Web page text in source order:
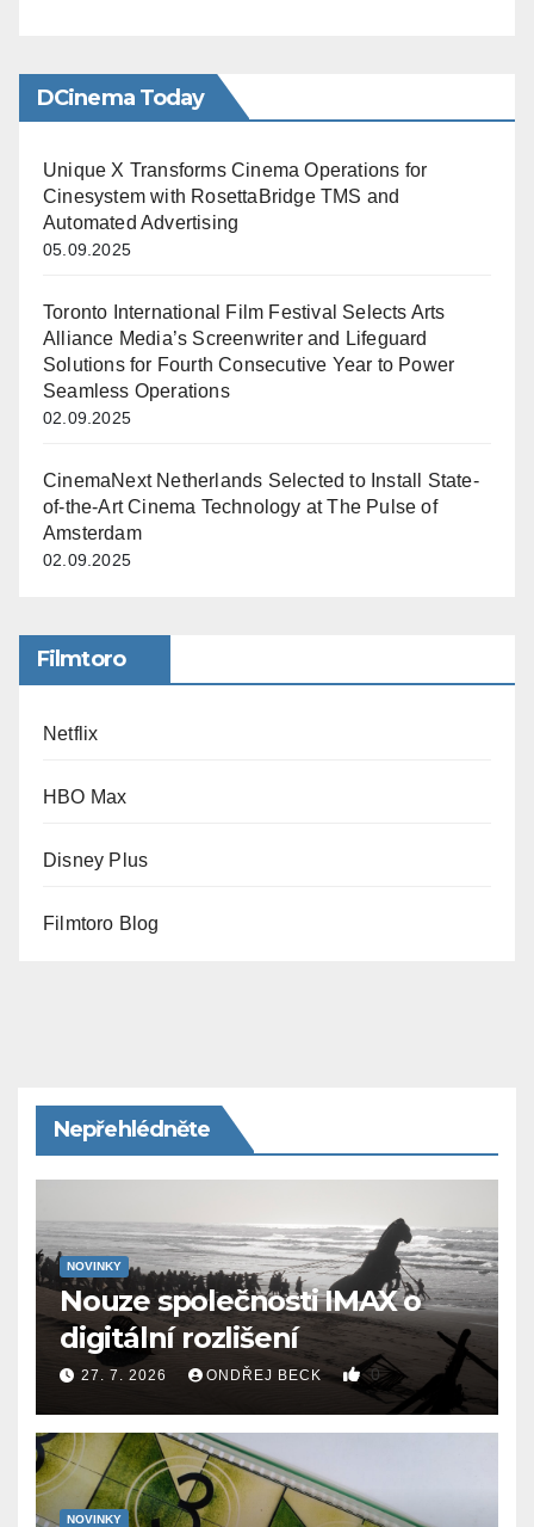
DCinema Today
Unique X Transforms Cinema Operations for
Cinesystem with RosettaBridge TMS and
Automated Advertising
05.09.2025
Toronto International Film Festival Selects Arts
Alliance Media’s Screenwriter and Lifeguard
Solutions for Fourth Consecutive Year to Power
Seamless Operations
02.09.2025
CinemaNext Netherlands Selected to Install State-
of-the-Art Cinema Technology at The Pulse of
Amsterdam
02.09.2025
Filmtoro
Netflix
HBO Max
Disney Plus
Filmtoro Blog
Nepřehlédněte
NOVINKY
Nouze společnosti IMAX o
digitální rozlišení
27. 7. 2026 ONDŘEJ BECK 0
NOVINKY